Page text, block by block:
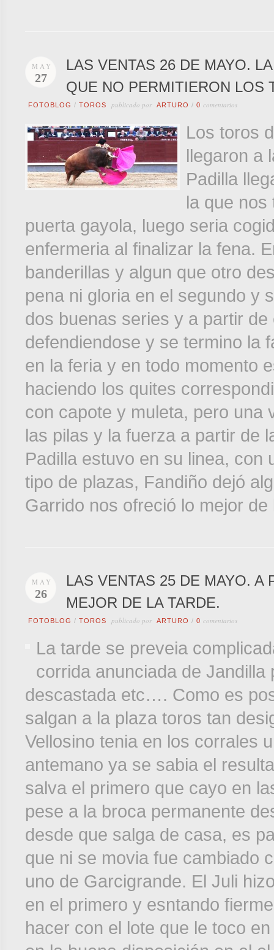
MAY
27
LAS VENTAS 26 DE MAYO.
QUE NO PERMITIERON LOS
FOTOBLOG / TOROS publicado por ARTURO / 0 comentarios
Los toros
llegaron a
Padilla
la que nos
puerta gayola, luego seria
enfermeria al finalizar la fena.
banderillas y algun que otro
pena ni gloria en el segundo y
dos buenas series y a partir
defendiendose y se termino la
en la feria y en todo momento
haciendo los quites
con capote y muleta, pero
las pilas y la fuerza a partir de
Padilla estuvo en su linea, con
tipo de plazas, Fandiño dejó
Garrido nos ofreció lo mejor de
MAY
26
LAS VENTAS 25 DE MAYO. A
MEJOR DE LA TARDE.
FOTOBLOG / TOROS publicado por ARTURO / 0 comentarios
La tarde se preveia
corrida anunciada de
descastada etc…. Como es
salgan a la plaza toros tan
Vellosino tenia en los corrales
antemano ya se sabia el
salva el primero que cayo en
pese a la broca permanente
desde que salga de casa, es
que ni se movia fue cambiado
uno de Garcigrande. El Juli
en el primero y esntando
hacer con el lote que le toco